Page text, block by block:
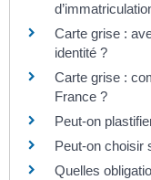
Carte grise :
identité ?
Carte grise :
France ?
Peut-on
Peut-on choisir
Quelles